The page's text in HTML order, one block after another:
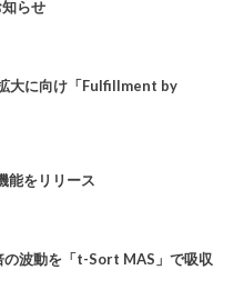
らせ
大に向け「Fulfillment by
能をリリース
波動を「t-Sort MAS」で吸収